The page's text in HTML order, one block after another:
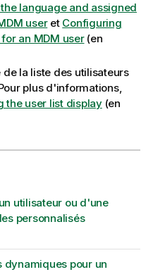
language and assigned
useret Configuring
an MDM user(en
la liste des utilisateurs
plus d'informations,
the user list display(en
utilisateur ou d'une
personnalisés
dynamiques pour un